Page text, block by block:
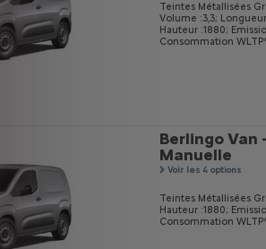
Teintes Métallisées
Volume :3,3;
Hauteur :1880;
Consommation
Berlingo Van
Manuelle
Voir les 4 options
Teintes Métallisées
Hauteur :1880;
Consommation